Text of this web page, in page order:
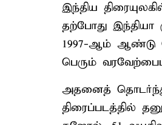
இந்திய
தற்போது இந்தியா
1997-ஆம் ஆண்டு
பெரும்
அதனைத்
திரைப்படத்தில்